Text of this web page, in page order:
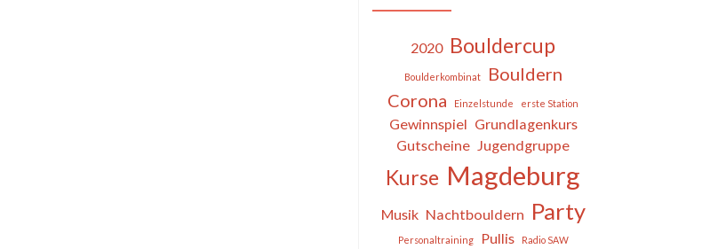
2020 Bouldercup
Boulderkombinat
Bouldern
Corona
Einzelstunde erste Station
Gewinnspiel Grundlagenkurs
Gutscheine Jugendgruppe
Kurse Magdeburg
Musik Nachtbouldern Party
Personaltraining Pullis
Radio SAW